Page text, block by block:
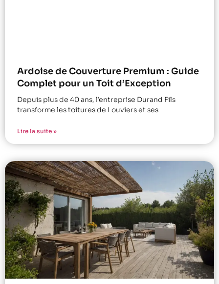
Ardoise de Couverture Premium : Guide
Complet pour un Toit d’Exception
Depuis plus de 40 ans, l’entreprise Durand Fils
transforme les toitures de Louviers et ses
Lire la suite »